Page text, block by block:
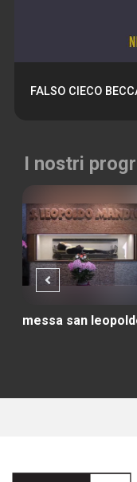
FALSO CIECO
I nostri
messa san